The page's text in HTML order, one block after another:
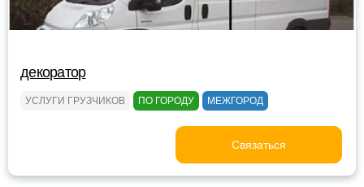
декоратор
УСЛУГИ ГРУЗЧИКОВ ПО ГОРОДУ МЕЖГОРОД
Связаться